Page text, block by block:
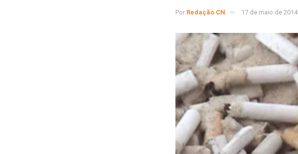
Por Redação CN 17 de maio de 2014